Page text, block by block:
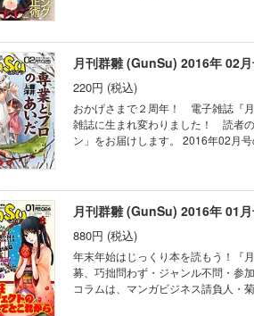
ブのセレクションで魅せるコンビプ
別れが ●よたか『ウラ垢女子 リンリ
と表現の自由』〈編集長コラム〉 Ｓ
い』〈小説〉 人工知能はどこまで進
波野發作『ジョディ／スージー』〈
像』〈小説〉 卒業式の日、いつもの
ン 制作チーム：0.9Gravitation／
月刊群雛 (GunSu) 2016年 02
220円 (税込)
おかげさまで２周年！ 電子雑誌『
雑誌に生まれ変わりました！ 読者
ン」をお届けします。 2016年02月号のゲストコラムは、セルフパブリッシングからプロデビューし専業作家とな
ないワケは？ 連載最終回！ ●波野
始まった ●かわせひろし『こんにち
凌『鵜呑みにしない情報リテラシー
『Gold』〈詩〉 羽生結弦氏、森博嗣
コーヒーの香りが漂う日常のひとコ
してやるというエンジニアの叫び ●
回！ ●神谷依緒『雪解鬼神図』〈表紙イラスト〉
月刊群雛 (GunSu) 2016年 01
880円 (税込)
年末年始はじっくり本を読もう！『
募、巧拙問わず・ジャンル不問・参加は早い
コラムは、マンガビジネス請負人